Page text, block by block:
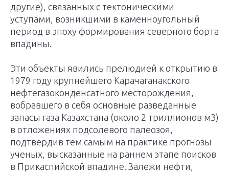
другие), связанных с тектоническими
уступами, возникшими в каменноугольный
период в эпоху формирования северного борта
впадины.
Эти объекты явились прелюдией к открытию в
1979 году крупнейшего Карачаганакского
нефтегазоконденсатного месторождения,
вобравшего в себя основные разведанные
запасы газа Казахстана (около 2 триллионов м3)
в отложениях подсолевого палеозоя,
подтвердив тем самым на практике прогнозы
ученых, высказанные на раннем этапе поисков
в Прикаспийской впадине. Залежи нефти,